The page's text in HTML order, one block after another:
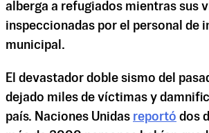
alberga a refugiados mientras sus
inspeccionadas por el personal de
municipal.
El devastador doble sismo del
dejado miles de víctimas y
país. Naciones Unidas reportó dos